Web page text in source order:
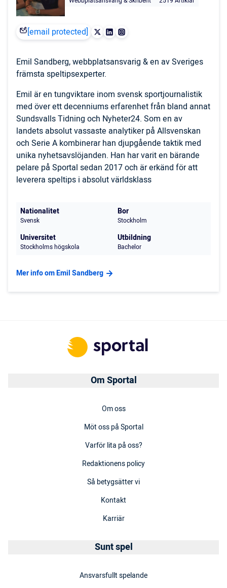
[email protected]
Emil Sandberg, webbplatsansvarig & en av Sveriges
främsta speltipsexperter.
Emil är en tungviktare inom svensk sportjournalistik
med över ett decenniums erfarenhet från bland annat
Sundsvalls Tidning och Nyheter24. Som en av
landets absolut vassaste analytiker på Allsvenskan
och Serie A kombinerar han djupgående taktik med
unika nyhetsavslöjanden. Han har varit en bärande
pelare på Sportal sedan 2017 och är erkänd för att
leverera speltips i absolut världsklass
Nationalitet
Svensk
Bor
Stockholm
Universitet
Stockholms högskola
Utbildning
Bachelor
Mer info om Emil Sandberg
Om Sportal
Om oss
Möt oss på Sportal
Varför lita på oss?
Redaktionens policy
Så betygsätter vi
Kontakt
Karriär
Sunt spel
Ansvarsfullt spelande